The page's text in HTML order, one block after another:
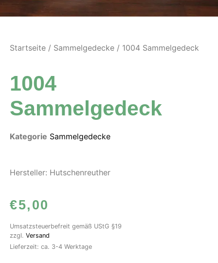
Startseite / Sammelgedecke / 1004 Sammelgedeck
1004
Sammelgedeck
Kategorie Sammelgedecke
Hersteller: Hutschenreuther
€5,00
Umsatzsteuerbefreit gemäß UStG §19
zzgl. Versand
Lieferzeit: ca. 3-4 Werktage